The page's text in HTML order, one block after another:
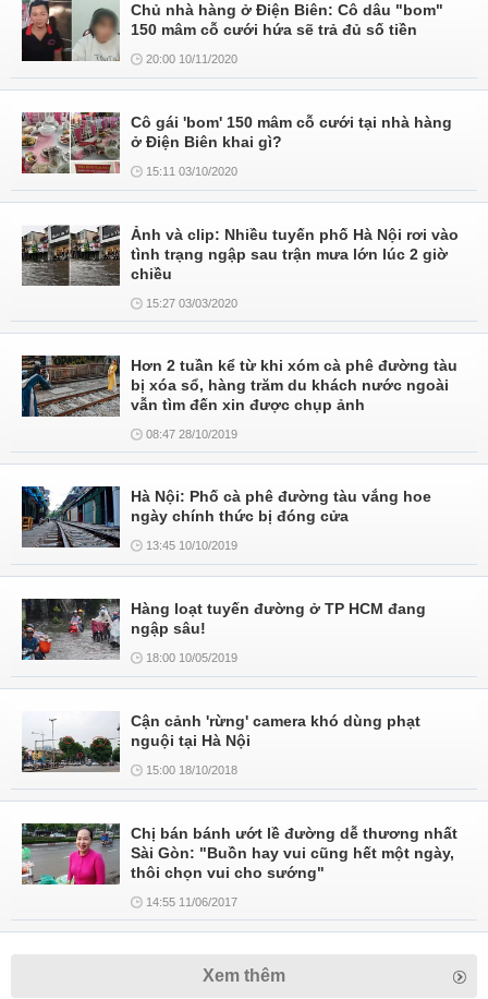
Chủ nhà hàng ở Điện Biên: Cô dâu "bom"
150 mâm cỗ cưới hứa sẽ trả đủ số tiền
20:00 10/11/2020
Cô gái 'bom' 150 mâm cỗ cưới tại nhà hàng
ở Điện Biên khai gì?
15:11 03/10/2020
Ảnh và clip: Nhiều tuyến phố Hà Nội rơi vào
tình trạng ngập sau trận mưa lớn lúc 2 giờ
chiều
15:27 03/03/2020
Hơn 2 tuần kể từ khi xóm cà phê đường tàu
bị xóa sổ, hàng trăm du khách nước ngoài
vẫn tìm đến xin được chụp ảnh
08:47 28/10/2019
Hà Nội: Phố cà phê đường tàu vắng hoe
ngày chính thức bị đóng cửa
13:45 10/10/2019
Hàng loạt tuyến đường ở TP HCM đang
ngập sâu!
18:00 10/05/2019
Cận cảnh 'rừng' camera khó dùng phạt
nguội tại Hà Nội
15:00 18/10/2018
Chị bán bánh ướt lề đường dễ thương nhất
Sài Gòn: "Buồn hay vui cũng hết một ngày,
thôi chọn vui cho sướng"
14:55 11/06/2017
Xem thêm